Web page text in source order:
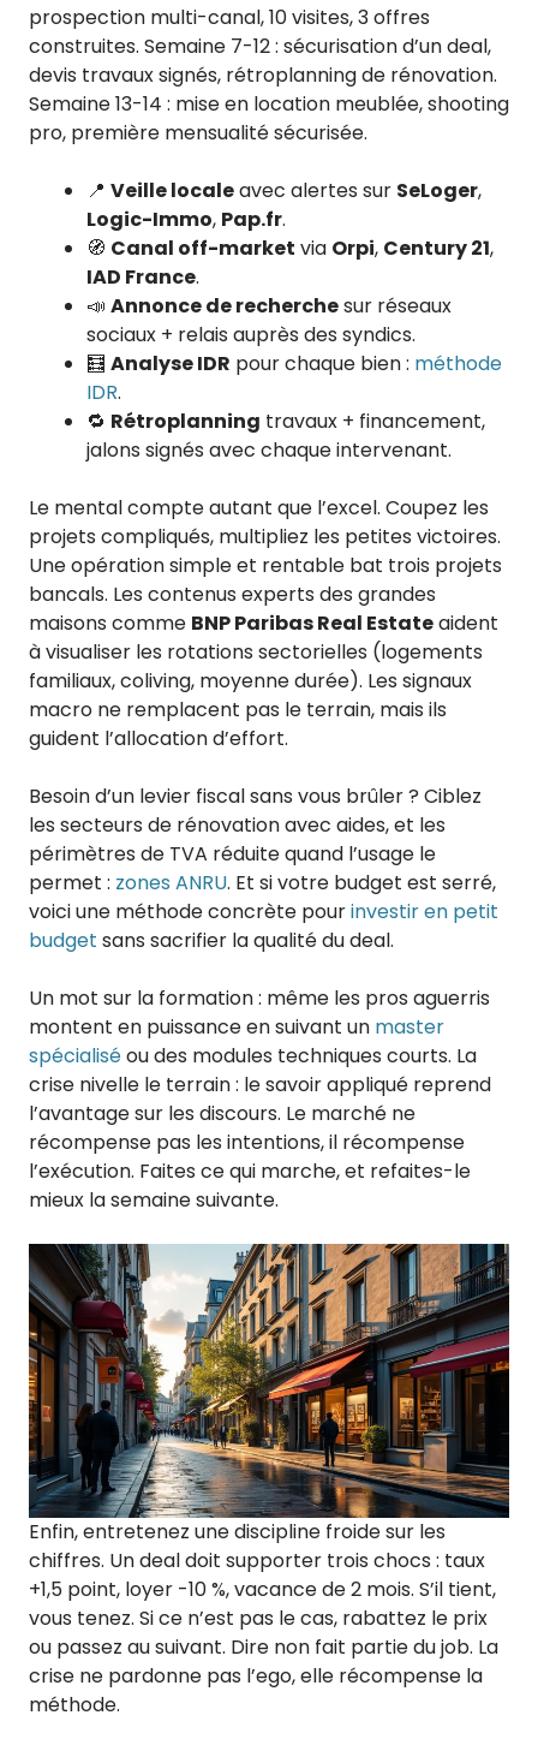
prospection multi-canal, 10 visites, 3 offres
construites. Semaine 7-12 : sécurisation d’un deal,
devis travaux signés, rétroplanning de rénovation.
Semaine 13-14 : mise en location meublée, shooting
pro, première mensualité sécurisée.
📍 Veille localeavec alertes sur SeLoger,
Logic-Immo, Pap.fr.
🧭 Canal off-market via Orpi, Century 21,
IAD France.
📣 Annonce de recherchesur réseaux
sociaux + relais auprès des syndics.
🧮 Analyse IDR pour chaque bien : méthode
IDR.
🔁 Rétroplanning travaux + financement,
jalons signés avec chaque intervenant.
Le mental compte autant que l’excel. Coupez les
projets compliqués, multipliez les petites victoires.
Une opération simple et rentable bat trois projets
bancals. Les contenus experts des grandes
maisons comme BNP Paribas Real Estateaident
à visualiser les rotations sectorielles (logements
familiaux, coliving, moyenne durée). Les signaux
macro ne remplacent pas le terrain, mais ils
guident l’allocation d’effort.
Besoin d’un levier fiscal sans vous brûler ? Ciblez
les secteurs de rénovation avec aides, et les
périmètres de TVA réduite quand l’usage le
permet : zones ANRU. Et si votre budget est serré,
voici une méthode concrète pourinvestir en petit
budget sans sacrifier la qualité du deal.
Un mot sur la formation : même les pros aguerris
montent en puissance en suivant un master
spécialiséou des modules techniques courts. La
crise nivelle le terrain : le savoir appliqué reprend
l’avantage sur les discours. Le marché ne
récompense pas les intentions, il récompense
l’exécution. Faites ce qui marche, et refaites-le
mieux la semaine suivante.
Enfin, entretenez une discipline froide sur les
chiffres. Un deal doit supporter trois chocs : taux
+1,5 point, loyer -10 %, vacance de 2 mois. S’il tient,
vous tenez. Si ce n’est pas le cas, rabattez le prix
ou passez au suivant. Dire non fait partie du job. La
crise ne pardonne pas l’ego, elle récompense la
méthode.